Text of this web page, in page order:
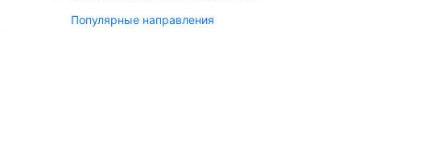
Популярные направления